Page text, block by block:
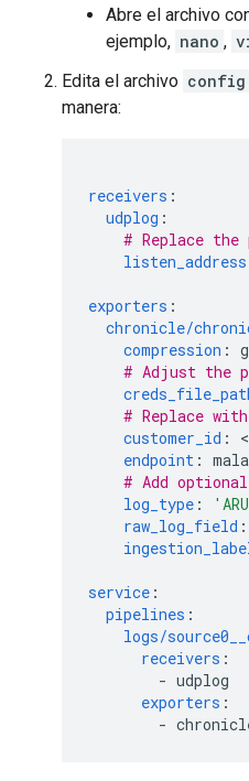
Abre el archivo
ejemplo, nano ,
Edita el archivo
manera:
receivers :
udplog :
# Replace
listen_address
exporters :
chronicle/
compression :
# Adjust the
# Replace
customer_id : <
endpoint :
# Add
log_type :
raw_log_field :
service :
pipelines :
logs/
receivers :
- udplog
exporters :
-